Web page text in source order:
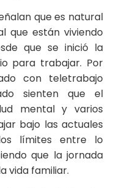
que es natural
que están viviendo
que se inició la
para trabajar. Por
con teletrabajo
sienten que el
mental y varios
bajo las actuales
límites entre lo
que la jornada
vida familiar.